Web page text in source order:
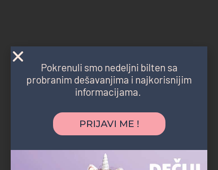
U komšiluku
nigde da mrdnemo. Rođendan je
organizovan u parku blizu naše zgrade,
deca su se igrala satima, a komšije i
prijatelji su mogli lako da nam se pridruže.
Baš jednostavno, opušteno i bez stresa."
Pokrenuli smo nedeljni bilten sa
probranim dešavanjima i najkorisnijim
informacijama.
PRIJAVI ME !